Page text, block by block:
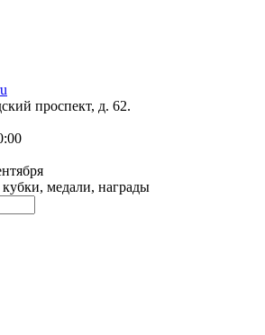
проспект, д. 62.
медали, награды